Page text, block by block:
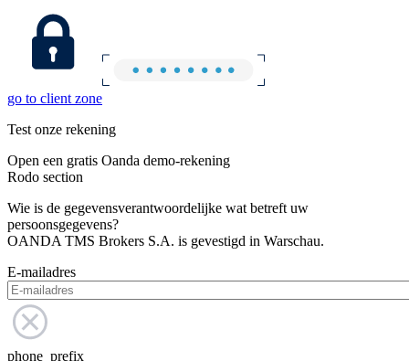
go to client zone
Test onze rekening
Open een gratis Oanda demo-rekening
Rodo section
Wie is de gegevensverantwoordelijke wat betreft uw
persoonsgegevens?
OANDA TMS Brokers S.A. is gevestigd in Warschau.
E-mailadres
phone_prefix